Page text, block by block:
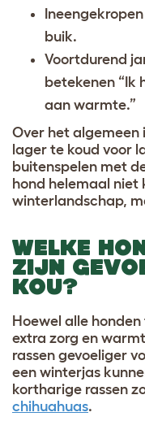
buik.
Voortdurend
betekenen “Ik
aan warmte.”
Over het algemeen
lager te koud voor
buitenspelen met
hond helemaal niet
winterlandschap,
WELKE
ZIJN
KOU?
Hoewel alle
extra zorg en
rassen gevoeliger
een winterjas
kortharige rassen
chihuahuas.